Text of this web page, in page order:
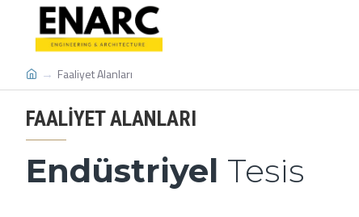
Faaliyet Alanları
FAALIYET ALANLARI
Endüstriyel Tesis